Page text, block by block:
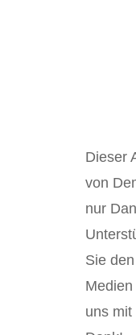
Dieser
von
nur
Sie
uns mit